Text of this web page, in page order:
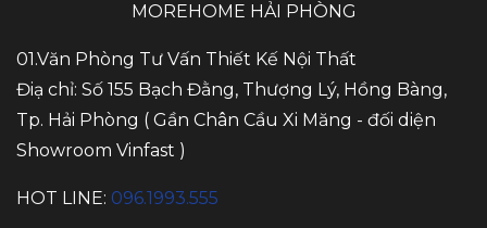
MOREHOME HẢI PHÒNG
01.Văn Phòng Tư Vấn Thiết Kế Nội Thất
Điạ chỉ: Số 155 Bạch Đằng, Thượng Lý, Hồng Bàng,
Tp. Hải Phòng ( Gần Chân Cầu Xi Măng - đối diện
Showroom Vinfast )
HOT LINE: 096.1993.555